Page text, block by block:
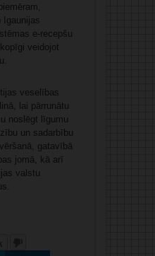
Igaunijas
e-recepšu
veidojot
veselības
lai pārrunātu
noslēgt līgumu
un sadarbību
gatavībā
jomā, kā arī
valstu